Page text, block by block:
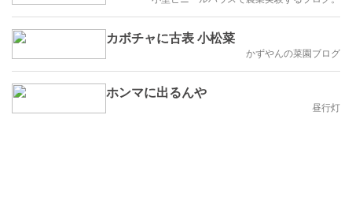
カボチャに古表 小松菜
かずやんの菜園ブログ
ホンマに出るんや
昼行灯